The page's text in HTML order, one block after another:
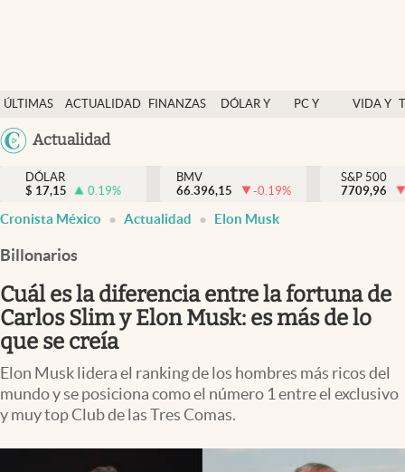
ÚLTIMAS
NOTICIAS
ACTUALIDAD
FINANZAS
DÓLAR Y
PC Y
VIDA Y
México
Actualidad
Actualidad
Finanzas y economía
Dólar y mercados
Pc y celular
Vida y estilo
Tv
Clima
Espiritualidad
DÓLAR
$ 17,15 0.19%
BMV
66.396,15
-0.19%
S&P 500
7709,96
Cronista México Actualidad Elon Musk
Billonarios
Cuál es la diferencia entre la fortuna de
Carlos Slim y Elon Musk: es más de lo
que se creía
Elon Musk lidera el ranking de los hombres más ricos del
mundo y se posiciona como el número 1 entre el exclusivo
y muy top Club de las Tres Comas.